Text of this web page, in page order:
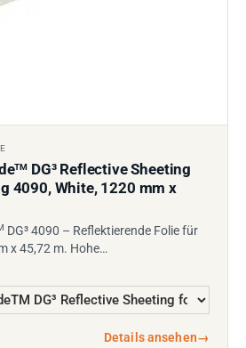
TM DG³ Reflective Sheeting
4090, White, 1220 mm x
DG³ 4090 – Reflektierende Folie für
x 45,72 m. Hohe…
Details ansehen→